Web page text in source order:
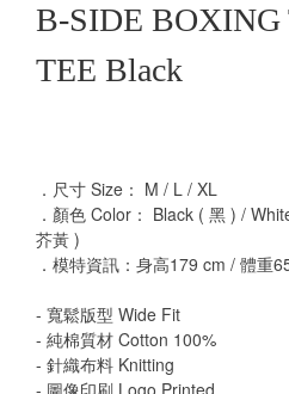
B-SIDE BOXING
TEE Black
．尺寸 Size： M / L / XL
．顏色 Color： Black ( 黑 ) /
芥黃 )
．模特資訊：身高179 cm / 體重
- 寬鬆版型 Wide Fit
- 純棉質材 Cotton 100%
- 針織布料 Knitting
- 圖像印刷 Logo Printed